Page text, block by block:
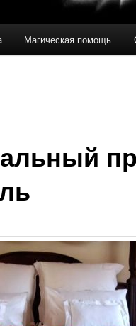
Магическая помощь